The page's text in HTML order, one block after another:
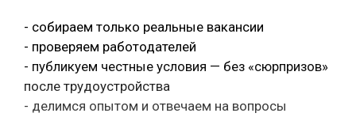
- собираем только реальные вакансии
- проверяем работодателей
- публикуем честные условия — без «сюрпризов»
после трудоустройства
- делимся опытом и отвечаем на вопросы